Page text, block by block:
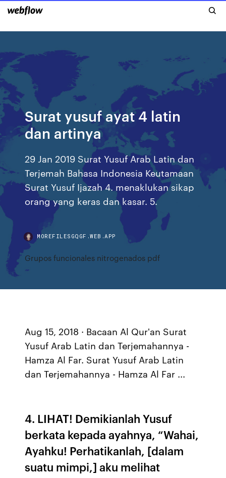
Surat yusuf ayat 4 latin
dan artinya
29 Jan 2019 Surat Yusuf Arab Latin dan
Terjemah Bahasa Indonesia Keutamaan
Surat Yusuf Ijazah 4. menaklukan sikap
orang yang keras dan kasar. 5.
MOREFILESGQGF.WEB.APP
Grupos funcionales nitrogenados pdf
Aug 15, 2018 · Bacaan Al Qur'an Surat
Yusuf Arab Latin dan Terjemahannya -
Hamza Al Far. Surat Yusuf Arab Latin
dan Terjemahannya - Hamza Al Far ...
4. LIHAT! Demikianlah Yusuf
berkata kepada ayahnya, “Wahai,
Ayahku! Perhatikanlah, [dalam
suatu mimpi,] aku melihat